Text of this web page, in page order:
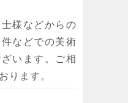
様などからの
などでの美術
います。ご相
ります。